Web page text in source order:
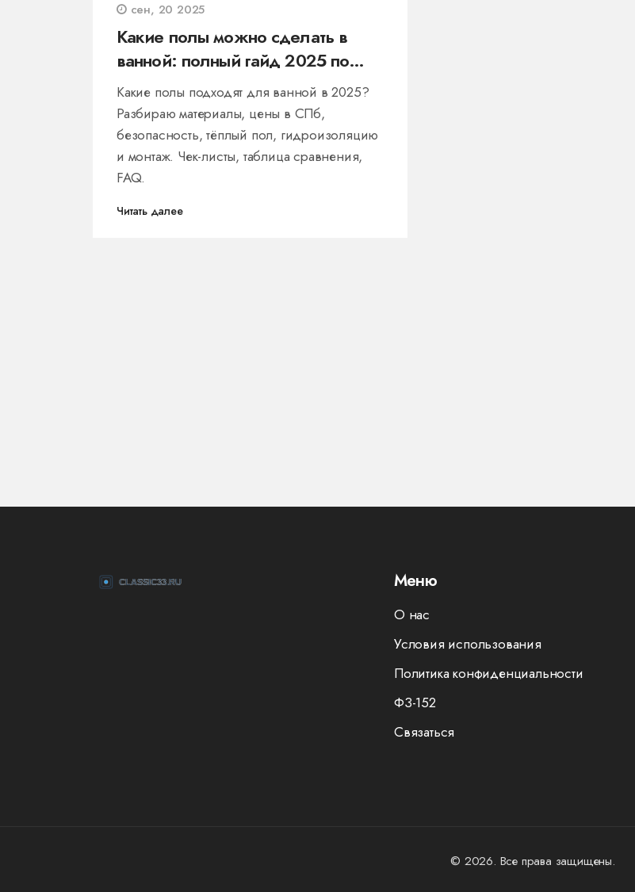
сен, 20 2025
Какие полы можно сделать в
ванной: полный гайд 2025 по
материалам, ценам и укладке
Какие полы подходят для ванной в 2025?
Разбираю материалы, цены в СПб,
безопасность, тёплый пол, гидроизоляцию
и монтаж. Чек-листы, таблица сравнения,
FAQ.
Читать далее
Меню
О нас
Условия использования
Политика конфиденциальности
ФЗ-152
Связаться
© 2026. Все права защищены.